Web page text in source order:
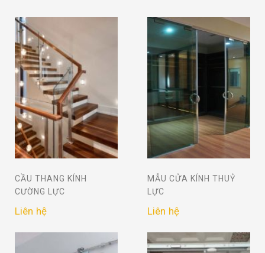
CẦU THANG KÍNH
CƯỜNG LỰC
Liên hệ
MẪU CỬA KÍNH THUỶ
LỰC
Liên hệ